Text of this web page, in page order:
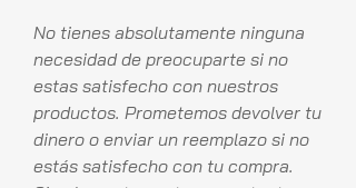
No tienes absolutamente ninguna
necesidad de preocuparte si no
estas satisfecho con nuestros
productos. Prometemos devolver tu
dinero o enviar un reemplazo si no
estás satisfecho con tu compra.